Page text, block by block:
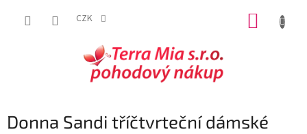
CZK
Donna Sandi tříčtvrteční dámské